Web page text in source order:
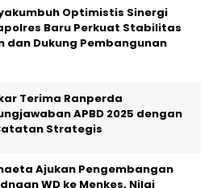
Optimistis Sinergi
Baru Perkuat Stabilitas
dan Dukung Pembangunan
Terima Ranperda
APBD 2025 dengan
Strategis
Ajukan Pengembangan
WD ke Menkes, Nilai